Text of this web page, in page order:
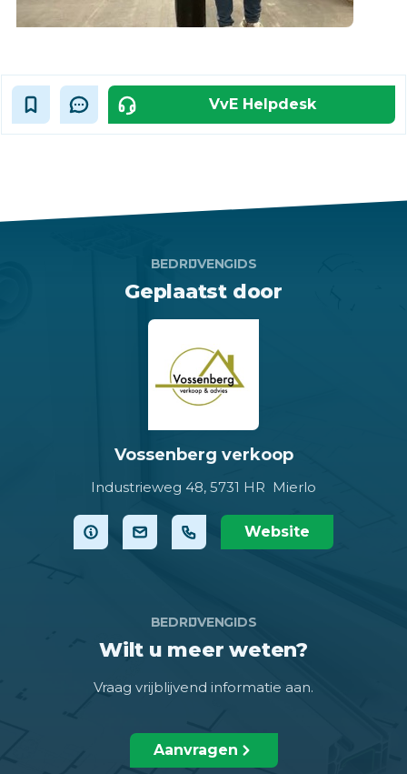
VvE Helpdesk
BEDRIJVENGIDS
Geplaatst door
Vossenberg verkoop
Industrieweg 48, 5731 HR Mierlo
Website
BEDRIJVENGIDS
Wilt u meer weten?
Vraag vrijblijvend informatie aan.
Aanvragen